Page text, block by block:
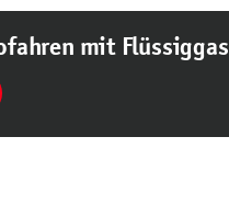
mit Flüssiggas